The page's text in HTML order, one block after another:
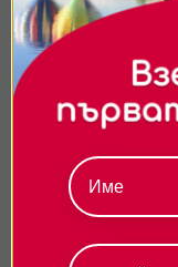
Подходящо ли
Ще знам ли
Как да знам
знам къде
на сайта и да
съдържание и
всички
изберете
относно
поверителност.